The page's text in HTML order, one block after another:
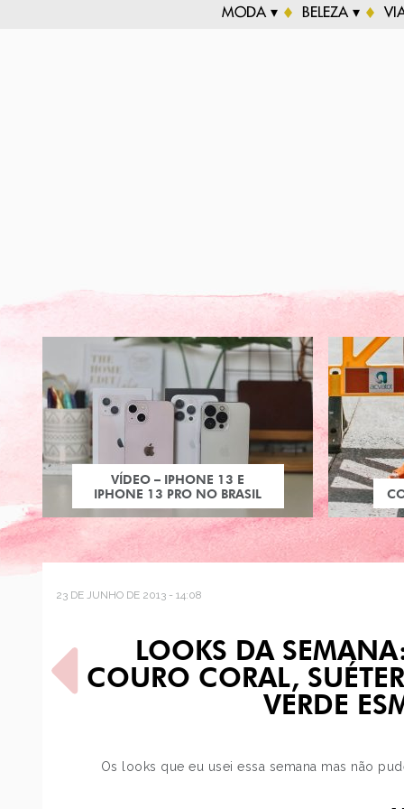
MODA ▾ BELEZA ▾
VÍDEO – IPHONE 13 E
IPHONE 13 PRO NO BRASIL
23 DE JUNHO DE 2013 - 14:08
LOOKS DA
COURO CORAL,
VERDE
Os looks que eu usei essa semana mas não
POST ANTERIOR